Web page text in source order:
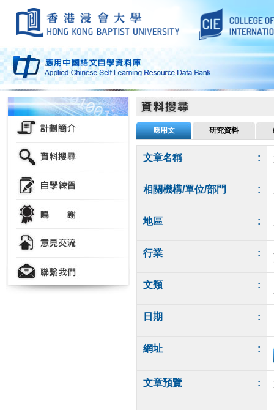
應用文 研究資料
文章名稱 :
相關機構/單位/部門 :
地區 :
行業 :
文類 :
日期 :
網址 :
文章預覽 :